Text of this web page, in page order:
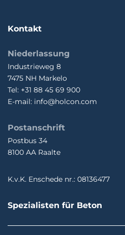
Kontakt
Niederlassung
Industrieweg 8
7475 NH Markelo
Tel: +31 88 45 69 900
E-mail: info@holcon.com
Postanschrift
Postbus 34
8100 AA Raalte
K.v.K. Enschede nr.: 08136477
Spezialisten für Beton